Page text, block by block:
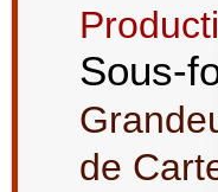
Sous-
de